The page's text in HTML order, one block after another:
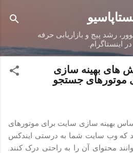
به محتوای اصلی
رشد پیج و بازاریابی حرفه
اینستاگرام.
های بهینه سازی
جستجو
بهینه سازی سایت برای موتورهای
که وب سایت شما به درستی ایندکس
محتوای آن را به راحتی درک کنند.